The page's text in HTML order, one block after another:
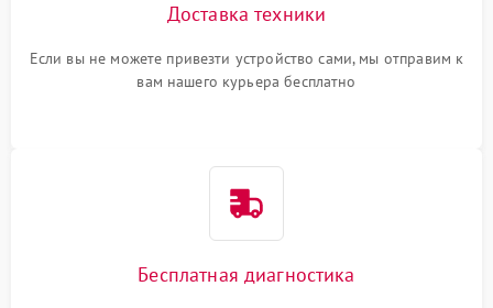
Доставка техники
Если вы не можете привезти устройство сами, мы отправим к
вам нашего курьера бесплатно
Бесплатная диагностика